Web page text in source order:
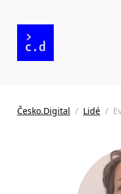
Česko.Digital / Lidé /